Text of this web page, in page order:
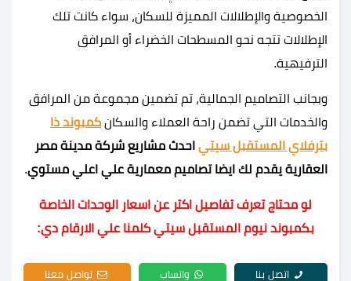
الخصوصية والإطلالات المميزة للسكان، سواء كانت تلك
الإطلالات تتجه نحو المسطحات الخضراء أو المرافق
الترفيهية.
وبجانب التصاميم الجمالية، تم تضمين مجموعة من المرافق
والخدمات التي تضمن راحة العملاء والسكان كمبوند ذا
بترفلاي المستقبل سيتي احدث مشاريع شركة مدينة مصر
العقارية يقدم لك ايضا تصاميم معمارية علي اعلي مستوي.
لو محتاج تعرف تفاصيل اكتر عن اسعار الوحدات الخاصة
بكمبوند نيوم المستقبل سيتي كلمنا علي الارقام دي:
اتصل بنا واتساب تواصل معنا